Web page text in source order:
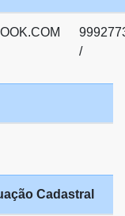
/
Cadastral